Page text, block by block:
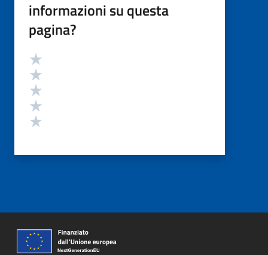
informazioni su questa
pagina?
Valutazione